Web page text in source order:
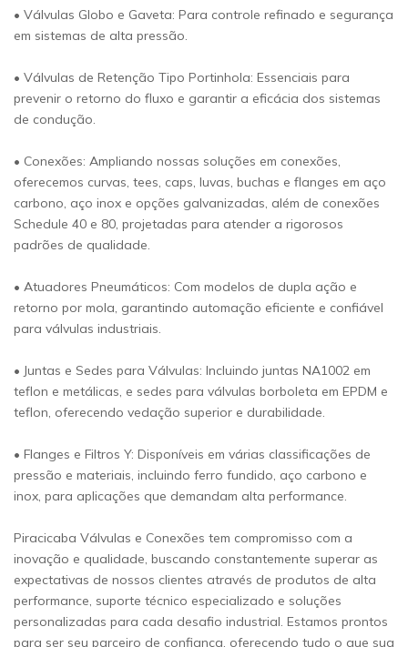
• Válvulas Globo e Gaveta: Para controle refinado e segurança
em sistemas de alta pressão.
• Válvulas de Retenção Tipo Portinhola: Essenciais para
prevenir o retorno do fluxo e garantir a eficácia dos sistemas
de condução.
• Conexões: Ampliando nossas soluções em conexões,
oferecemos curvas, tees, caps, luvas, buchas e flanges em aço
carbono, aço inox e opções galvanizadas, além de conexões
Schedule 40 e 80, projetadas para atender a rigorosos
padrões de qualidade.
• Atuadores Pneumáticos: Com modelos de dupla ação e
retorno por mola, garantindo automação eficiente e confiável
para válvulas industriais.
• Juntas e Sedes para Válvulas: Incluindo juntas NA1002 em
teflon e metálicas, e sedes para válvulas borboleta em EPDM e
teflon, oferecendo vedação superior e durabilidade.
• Flanges e Filtros Y: Disponíveis em várias classificações de
pressão e materiais, incluindo ferro fundido, aço carbono e
inox, para aplicações que demandam alta performance.
Piracicaba Válvulas e Conexões tem compromisso com a
inovação e qualidade, buscando constantemente superar as
expectativas de nossos clientes através de produtos de alta
performance, suporte técnico especializado e soluções
personalizadas para cada desafio industrial. Estamos prontos
para ser seu parceiro de confiança, oferecendo tudo o que sua